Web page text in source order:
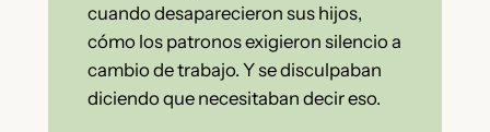
cuando desaparecieron sus hijos,
cómo los patronos exigieron silencio a
cambio de trabajo. Y se disculpaban
diciendo que necesitaban decir eso.